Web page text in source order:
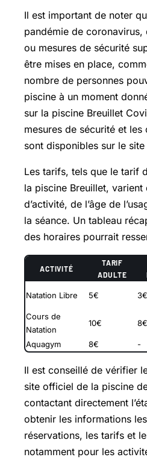
Il est important de noter
pandémie de
ou mesures de sécurité
être mises en place,
nombre de personnes
piscine à un moment
sur la piscine Breuillet
mesures de sécurité et les
sont disponibles sur le
Les tarifs, tels que le tarif
la piscine Breuillet,
d’activité, de l’âge de
la séance. Un tableau
des horaires pourrait
ACTIVITÉ
TARIF
ADULTE
Natation Libre 5€ 3€
Cours de
Natation
10€ 8€
Aquagym 8€ -
Il est conseillé de vérifier
site officiel de la piscine
contactant directement
obtenir les informations
réservations, les tarifs et
notamment pour les